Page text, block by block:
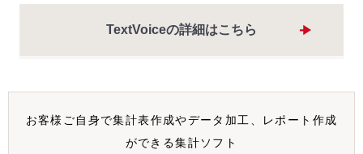
TextVoiceの詳細はこちら
お客様ご自身で集計表作成やデータ加工、レポート作成
ができる集計ソフト